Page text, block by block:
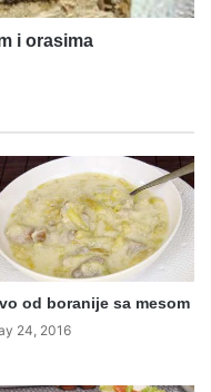
i orasima
od boranije sa mesom
24, 2016